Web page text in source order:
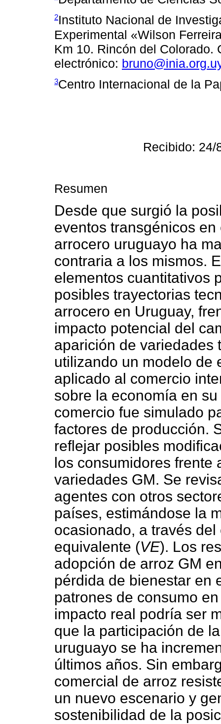
2Instituto Nacional de
Experimental «Wilson
Km 10. Rincón del Colorado.
electrónico:
3Centro Internacional de la
Recibido:
Resumen
Desde que surgió la
eventos transgénicos
arrocero uruguayo ha
contraria a los mismos.
elementos cuantitativos
posibles trayectorias
arrocero en Uruguay,
impacto potencial del
aparición de variedades
utilizando un modelo de
aplicado al comercio
sobre la economía en
comercio fue simulado
factores de producción.
reflejar posibles
los consumidores
variedades GM. Se
agentes con otros
países, estimándose la
ocasionado, a través
equivalente (VE). Los
adopción de arroz GM
pérdida de bienestar en
patrones de consumo
impacto real podría ser
que la participación de
uruguayo se ha
últimos años. Sin
comercial de arroz
un nuevo escenario y
sostenibilidad de la